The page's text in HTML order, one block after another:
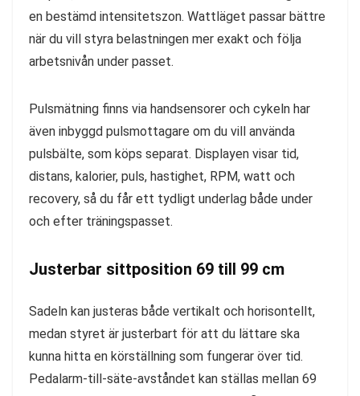
en bestämd intensitetszon. Wattläget passar bättre
när du vill styra belastningen mer exakt och följa
arbetsnivån under passet.
Pulsmätning finns via handsensorer och cykeln har
även inbyggd pulsmottagare om du vill använda
pulsbälte, som köps separat. Displayen visar tid,
distans, kalorier, puls, hastighet, RPM, watt och
recovery, så du får ett tydligt underlag både under
och efter träningspasset.
Justerbar sittposition 69 till 99 cm
Sadeln kan justeras både vertikalt och horisontellt,
medan styret är justerbart för att du lättare ska
kunna hitta en körställning som fungerar över tid.
Pedalarm-till-säte-avståndet kan ställas mellan 69